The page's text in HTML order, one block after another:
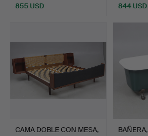
855 USD 844 USD
CAMA DOBLE CON MESA,